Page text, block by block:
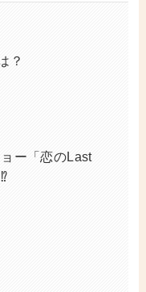
？
ー「恋のLast